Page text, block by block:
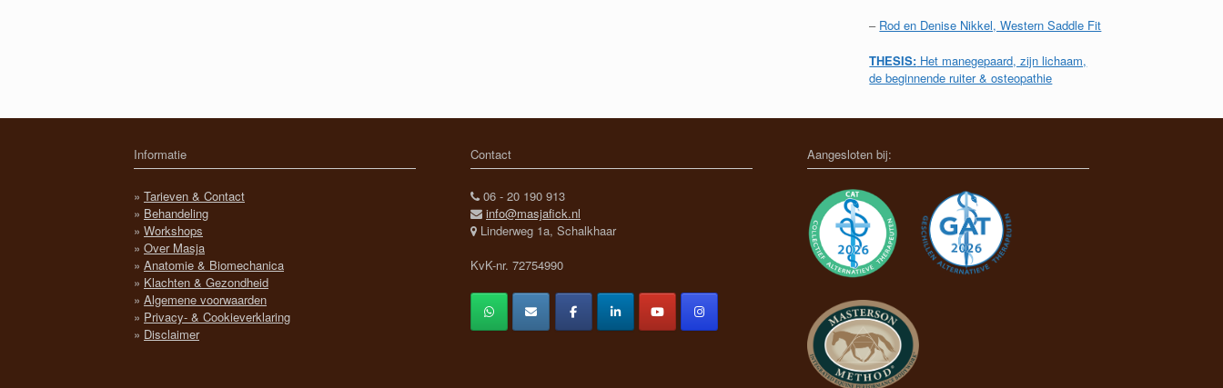
– Rod en Denise Nikkel, Western Saddle Fit
THESIS: Het manegepaard, zijn lichaam,
de beginnende ruiter & osteopathie
Informatie
» Tarieven & Contact
» Behandeling
» Workshops
» Over Masja
» Anatomie & Biomechanica
» Klachten & Gezondheid
» Algemene voorwaarden
» Privacy- & Cookieverklaring
» Disclaimer
Contact
06 - 20 190 913
info@masjafick.nl
Linderweg 1a, Schalkhaar
KvK-nr. 72754990
Aangesloten bij: